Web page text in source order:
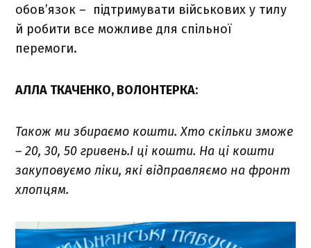
обов’язок – підтримувати військових у тилу
й робити все можливе для спільної
перемоги.
АЛЛА ТКАЧЕНКО, ВОЛОНТЕРКА:
Також ми збираємо кошти. Хто скільки зможе
– 20, 30, 50 гривень.І ці кошти. На ці кошти
закуповуємо ліки, які відправляємо на фронт
хлопцям.